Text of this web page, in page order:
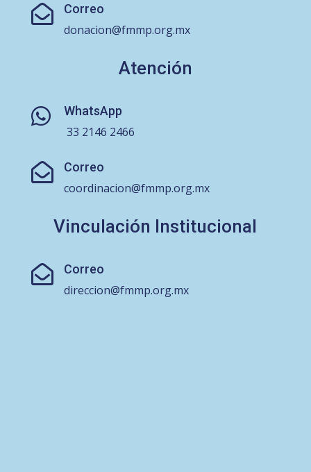
 Correo
donacion@fmmp.org.mx
Atención
 WhatsApp
33 2146 2466
 Correo
coordinacion@fmmp.org.mx
Vinculación Institucional
 Correo
direccion@fmmp.org.mx